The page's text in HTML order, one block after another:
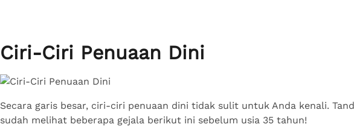
Ciri-Ciri Penuaan Dini
Secara garis besar, ciri-ciri penuaan dini tidak sulit untuk Anda kenali.
sudah melihat beberapa gejala berikut ini sebelum usia 35 tahun!